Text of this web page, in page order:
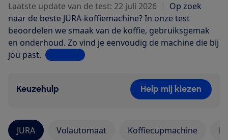
Laatste update van de test: 22 juli 2026 | Op zoek
naar de beste JURA-koffiemachine? In onze test
beoordelen we smaak van de koffie, gebruiksgemak
en onderhoud. Zo vind je eenvoudig de machine die bij
jou past. Lees meer
Keuzehulp Help mij kiezen
JURA Volautomaat Koffiecupmachine